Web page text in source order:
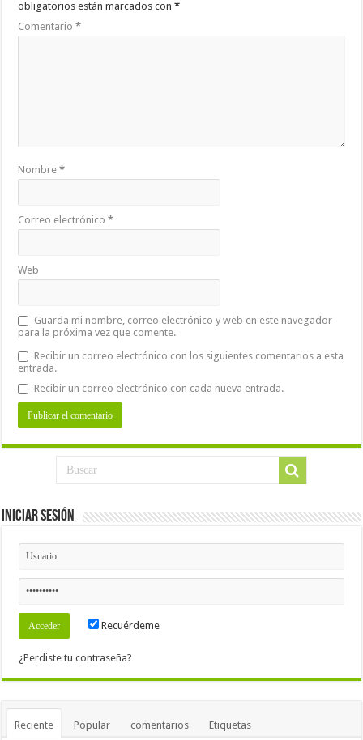
obligatorios están marcados con*
Comentario*
Nombre*
Correo electrónico*
Web
Guarda mi nombre, correo electrónico y web en este navegador
para la próxima vez que comente.
Recibir un correo electrónico con los siguientes comentarios a esta
entrada.
Recibir un correo electrónico con cada nueva entrada.
Iniciar Sesión
Recuérdeme
¿Perdiste tu contraseña?
Reciente Popular comentarios Etiquetas